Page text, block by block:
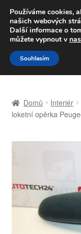
Volejte
Přeskočit
na
navigaci
Přejít
k
obsahu
Celosvětová
Košík
Můj účet
Domů Interiér
loketní opěrka
Používáme cookies,
našich webových
Další informace o
můžete vypnout v
Souhlasím